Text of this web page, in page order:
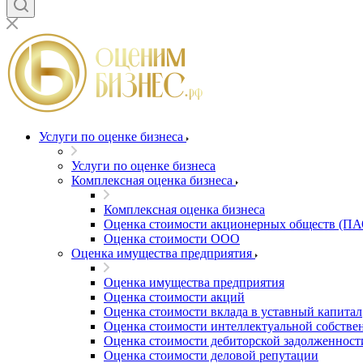
Услуги по оценке бизнеса
Услуги по оценке бизнеса
Комплексная оценка бизнеса
Комплексная оценка бизнеса
Оценка стоимости акционерных обществ
Оценка стоимости ООО
Оценка имущества предприятия
Оценка имущества предприятия
Оценка стоимости акций
Оценка стоимости вклада в уставный капитал
Оценка стоимости интеллектуальной
Оценка стоимости дебиторской
Оценка стоимости деловой репутации
Брянск
Бугульма
Бугуруслан
Буй
Буйнакск
Бутурлиновка
Валдай
Валуйки